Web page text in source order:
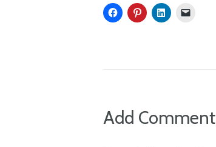
Add Comment